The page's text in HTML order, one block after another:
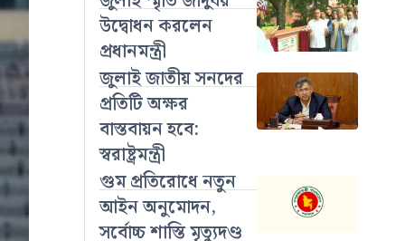
উদ্বোধন করলেন
প্রধানমন্ত্রী
জুলাই জাতীয় সনদের
প্রতিটি অক্ষর
বাস্তবায়ন হবে:
স্বরাষ্ট্রমন্ত্রী
গুম প্রতিরোধে নতুন
আইন অনুমোদন,
সর্বোচ্চ শাস্তি মৃত্যুদণ্ড